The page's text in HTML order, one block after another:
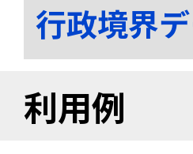
行政境界
利用例